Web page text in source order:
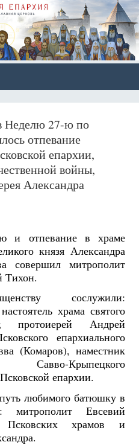
Неделю 27-ю по
отпевание
епархии,
войны,
Александра
и отпевание в храме
князя Александра
совершил митрополит
Тихон.
сослужили:
храма святого
протоиерей Андрей
епархиального
(Комаров), наместник
Савво-Крыпецкого
епархии.
любимого батюшку в
митрополит Евсевий
Псковских храмов и